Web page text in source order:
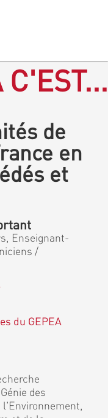
C'EST...
de
en
et
Enseignant-
/
du GEPEA
des
l'Environnement,